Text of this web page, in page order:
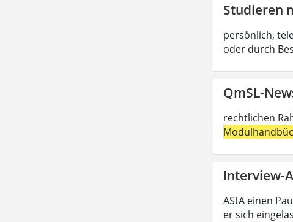
Studieren
persönlich,
oder durch
QmSL-
rechtlichen
Interview-
AStA einen
er sich